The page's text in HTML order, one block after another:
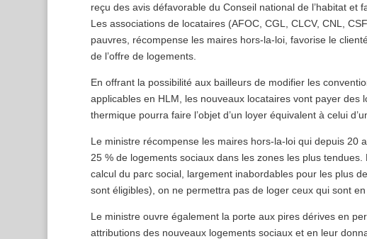
reçu des avis défavorable du Conseil national de l’habitat et
Les associations de locataires (AFOC, CGL, CLCV, CNL,
pauvres, récompense les maires hors-la-loi, favorise le
de l’offre de logements.
En offrant la possibilité aux bailleurs de modifier les
applicables en HLM, les nouveaux locataires vont payer
thermique pourra faire l’objet d’un loyer équivalent à celui
Le ministre récompense les maires hors-la-loi qui depuis 20
25 % de logements sociaux dans les zones les plus
calcul du parc social, largement inabordables pour les plus
sont éligibles), on ne permettra pas de loger ceux qui sont en
Le ministre ouvre également la porte aux pires dérives en
attributions des nouveaux logements sociaux et en leur